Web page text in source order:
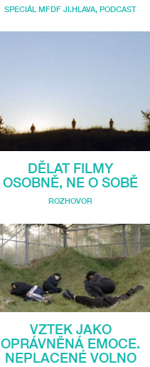
SPECIÁL MFDF JI.HLAVA, PODCAST
DĚLAT FILMY
OSOBNĚ, NE O SOBĚ
ROZHOVOR
VZTEK JAKO
OPRÁVNĚNÁ EMOCE.
NEPLACENÉ VOLNO